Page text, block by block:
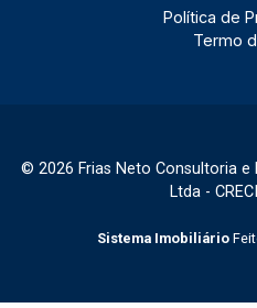
Política de
Termo
© 2026 Frias Neto Consultoria
Ltda -
Sistema Imobiliário